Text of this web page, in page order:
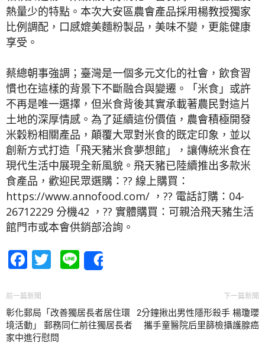
熱量少的特點。本次大安區農會產品採用楊教授獨家
比例調配，口感媲美麵粉製品，美味不變，更能健康
享受。
蔡總朝事強調；臺灣是一個多元文化的社會，飲食習
慣也在這樣的背景下不斷融合與變遷。「米食」或許
不再是唯一選擇，但米食背後其實承載著農民對這片
土地的深厚情感。為了延續這份價值，農會積極開發
米穀粉相關產品，顛覆大眾對米食的既定印象，並以
創新方式打造「飛天豬米食夢想館」，讓傳統米食在
現代生活中展現全新風貌。飛天豬已陸續推出多款米
食產品，歡迎民眾選購：?? 線上購買：
https://www.annofood.com/ ，?? 電話訂購：04-
26712229 分機42 ，?? 實體購買：可親洽飛天豬生活
館門市或本會供銷部洽詢。
Facebook
Twitter
Line
前一篇新聞
彰化郵局「改善獨居長者居住環
境活動」 郵務同仁前往獨居長者
家中進行慰問
下一篇新聞
2分鐘揪出男性隱形殺手 楊瓊瓔
攜手童醫院后里篩檢攝護腺癌